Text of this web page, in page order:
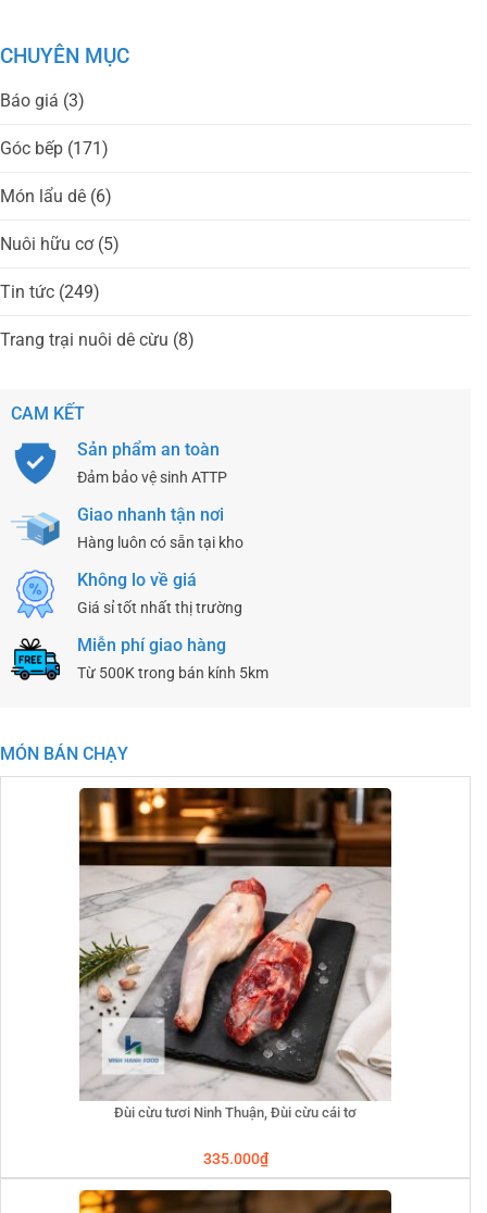
CHUYÊN MỤC
Báo giá (3)
Góc bếp (171)
Món lẩu dê (6)
Nuôi hữu cơ(5)
Tin tức (249)
Trang trại nuôi dê cừu (8)
CAM KẾT
Sản phẩm an toàn
Đảm bảo vệ sinh ATTP
Giao nhanh tận nơi
Hàng luôn có sẵn tại kho
Không lo về giá
Giá sỉ tốt nhất thị trường
Miễn phí giao hàng
Từ 500K trong bán kính 5km
MÓN BÁN CHẠY
Đùi cừu tươi Ninh Thuận, Đùi cừu cái tơ
335.000₫